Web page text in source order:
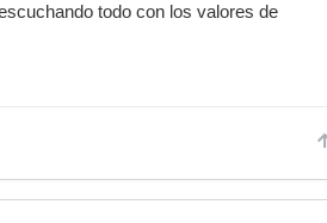
todo con los valores de